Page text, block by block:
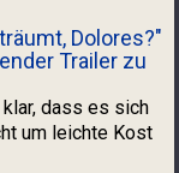
Dolores?"
Trailer zu
dass es sich
um leichte Kost